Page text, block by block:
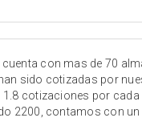
con mas de 70
sido cotizadas por
1.8 cotizaciones por
2200, contamos con